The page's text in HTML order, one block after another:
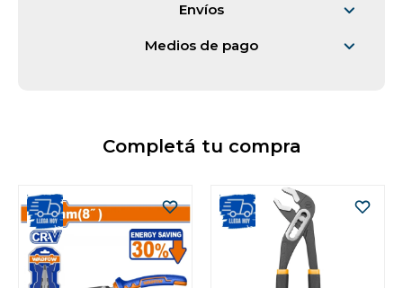
Envíos
Medios de pago
Completá tu compra